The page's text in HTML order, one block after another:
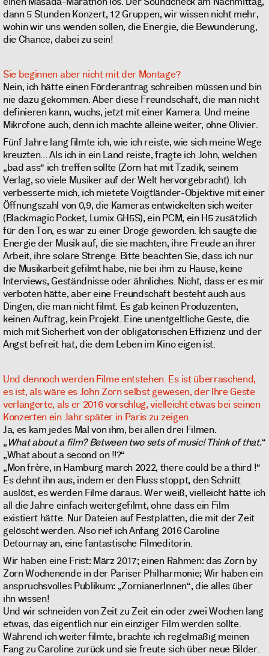
dann 5 Stunden Konzert, 12 Gruppen, wir wissen nicht mehr,
wohin wir uns wenden sollen, die Energie, die Bewunderung,
die Chance, dabei zu sein!
Sie beginnen aber nicht mit der Montage?
Nein, ich hätte einen Förderantrag schreiben müssen und bin
nie dazu gekommen. Aber diese Freundschaft, die man nicht
definieren kann, wuchs, jetzt mit einer Kamera. Und meine
Mikrofone auch, denn ich machte alleine weiter, ohne Olivier.
Fünf Jahre lang filmte ich, wie ich reiste, wie sich meine Wege
kreuzten... Als ich in ein Land reiste, fragte ich John, welchen
„bad ass“ ich treffen sollte (Zorn hat mit Tzadik, seinem
Verlag, so viele Musiker auf der Welt hervorgebracht). Ich
verbesserte mich, ich mietete Voigtländer-Objektive mit einer
Öffnungszahl von 0,9, die Kameras entwickelten sich weiter
(Blackmagic Pocket, Lumix GH5S), ein PCM, ein H5 zusätzlich
für den Ton, es war zu einer Droge geworden. Ich saugte die
Energie der Musik auf, die sie machten, ihre Freude an ihrer
Arbeit, ihre solare Strenge. Bitte beachten Sie, dass ich nur
die Musikarbeit gefilmt habe, nie bei ihm zu Hause, keine
Interviews, Geständnisse oder ähnliches. Nicht, dass er es mir
verboten hätte, aber eine Freundschaft besteht auch aus
Dingen, die man nicht filmt. Es gab keinen Produzenten,
keinen Auftrag, kein Projekt. Eine unentgeltliche Geste, die
mich mit Sicherheit von der obligatorischen Effizienz und der
Angst befreit hat, die dem Leben im Kino eigen ist.
Und dennoch werden Filme entstehen. Es ist überraschend,
es ist, als wäre es John Zorn selbst gewesen, der Ihre Geste
verlängerte, als er 2016 vorschlug, vielleicht etwas bei seinen
Konzerten ein Jahr später in Paris zu zeigen.
Ja, es kam jedes Mal von ihm, bei allen drei Filmen.
„What about a film? Between two sets of music! Think of that.“
„What about a second on !!?“
„Mon frère, in Hamburg march 2022, there could be a third !“
Es dehnt ihn aus, indem er den Fluss stoppt, den Schnitt
auslöst, es werden Filme daraus. Wer weiß, vielleicht hätte ich
all die Jahre einfach weitergefilmt, ohne dass ein Film
existiert hätte. Nur Dateien auf Festplatten, die mit der Zeit
gelöscht werden. Also rief ich Anfang 2016 Caroline
Detournay an, eine fantastische Filmeditorin.
Wir haben eine Frist: März 2017; einen Rahmen: das Zorn by
Zorn Wochenende in der Pariser Philharmonie; Wir haben ein
anspruchsvolles Publikum: „ZornianerInnen“, die alles über
ihn wissen!
Und wir schneiden von Zeit zu Zeit ein oder zwei Wochen lang
etwas, das eigentlich nur ein einziger Film werden sollte.
Während ich weiter filmte, brachte ich regelmäßig meinen
Fang zu Caroline zurück und sie freute sich über neue Bilder.